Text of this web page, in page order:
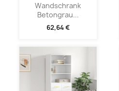
Wandschrank
Betongrau...
62,64 €